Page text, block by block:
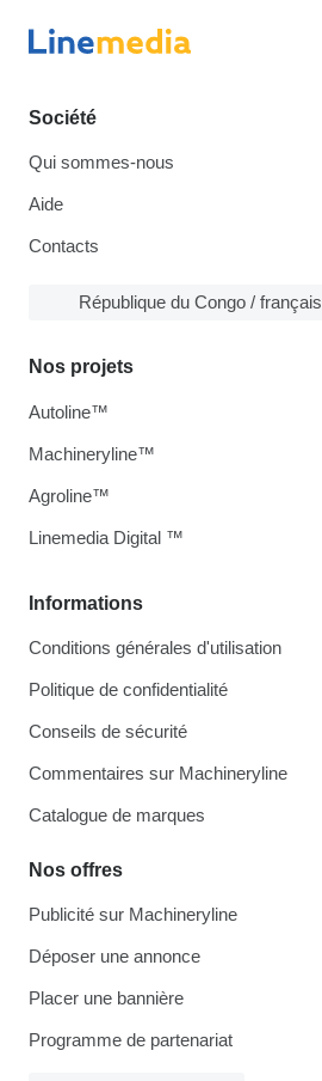
Société
Qui sommes-nous
Aide
Contacts
République du Congo / français
Informations
Conditions générales d'utilisation
Politique de confidentialité
Conseils de sécurité
Commentaires sur Machineryline
Catalogue de marques
Nos offres
Publicité sur Machineryline
Déposer une annonce
Placer une bannière
Programme de partenariat
Nos projets
Autoline™
Machineryline™
Agroline™
Linemedia Digital ™